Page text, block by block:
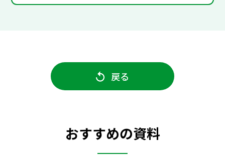
戻る
おすすめの資料